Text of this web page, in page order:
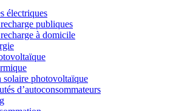
électriques
publiques
à domicile
solaire photovoltaïque
d’autoconsommateurs